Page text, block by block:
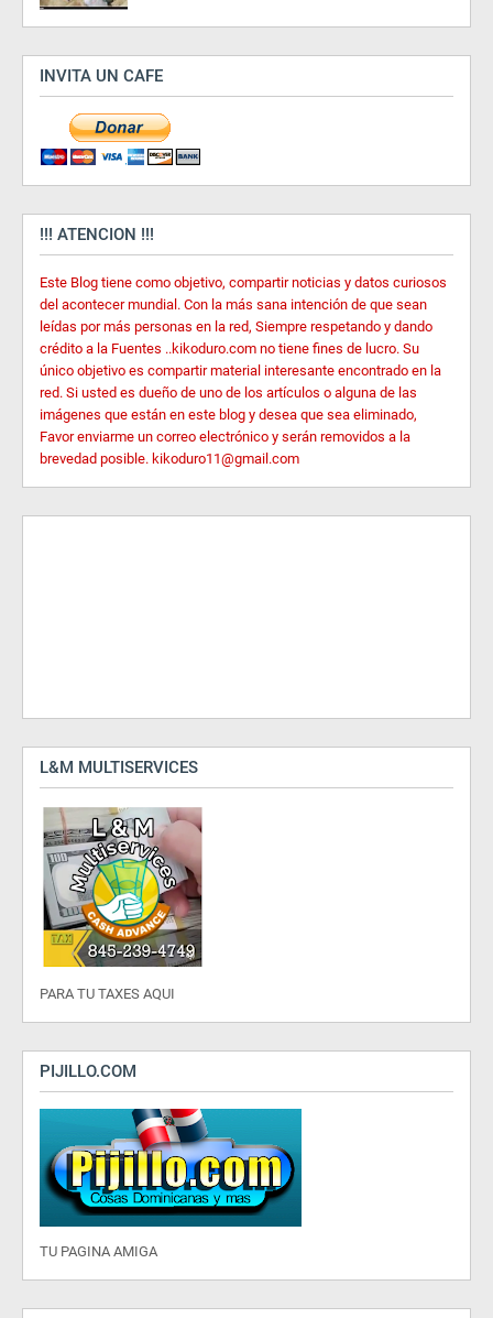
INVITA UN CAFE
!!! ATENCION !!!
Este Blog tiene como objetivo, compartir noticias y datos curiosos
del acontecer mundial. Con la más sana intención de que sean
leídas por más personas en la red, Siempre respetando y dando
crédito a la Fuentes ..kikoduro.com no tiene fines de lucro. Su
único objetivo es compartir material interesante encontrado en la
red. Si usted es dueño de uno de los artículos o alguna de las
imágenes que están en este blog y desea que sea eliminado,
Favor enviarme un correo electrónico y serán removidos a la
brevedad posible. kikoduro11@gmail.com
L&M MULTISERVICES
PARA TU TAXES AQUI
PIJILLO.COM
TU PAGINA AMIGA